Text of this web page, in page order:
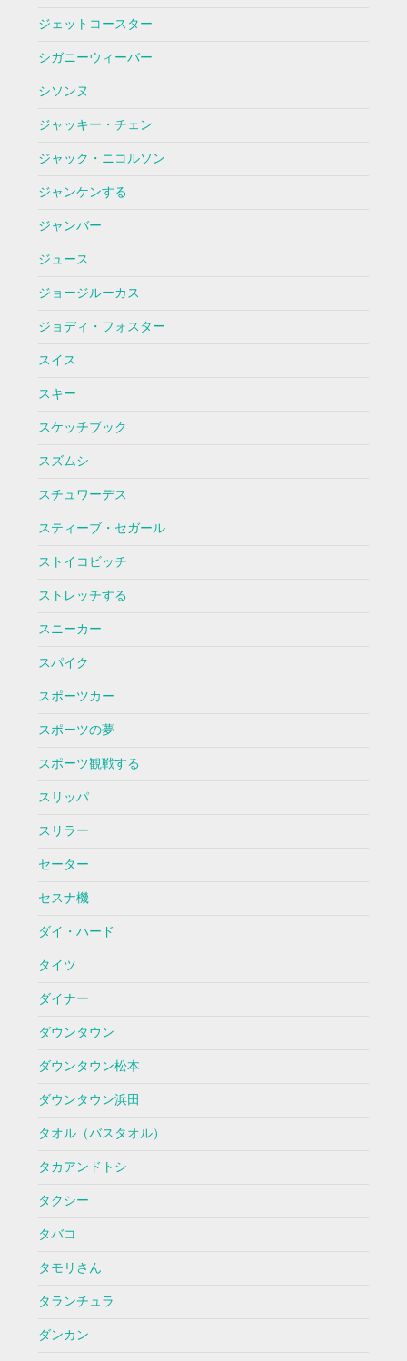
ジェットコースター
シガニーウィーバー
シソンヌ
ジャッキー・チェン
ジャック・ニコルソン
ジャンケンする
ジャンバー
ジュース
ジョージルーカス
ジョディ・フォスター
スイス
スキー
スケッチブック
スズムシ
スチュワーデス
スティーブ・セガール
ストイコビッチ
ストレッチする
スニーカー
スパイク
スポーツカー
スポーツの夢
スポーツ観戦する
スリッパ
スリラー
セーター
セスナ機
ダイ・ハード
タイツ
ダイナー
ダウンタウン
ダウンタウン松本
ダウンタウン浜田
タオル（バスタオル）
タカアンドトシ
タクシー
タバコ
タモリさん
タランチュラ
ダンカン